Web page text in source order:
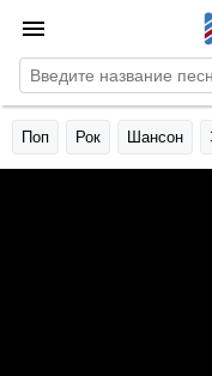
Поп Рок Шансон